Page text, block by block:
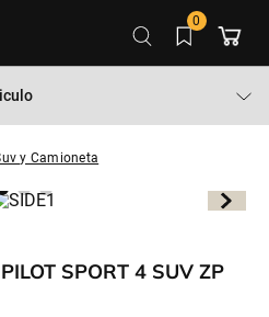
0
y Camioneta
SPORT 4 SUV ZP